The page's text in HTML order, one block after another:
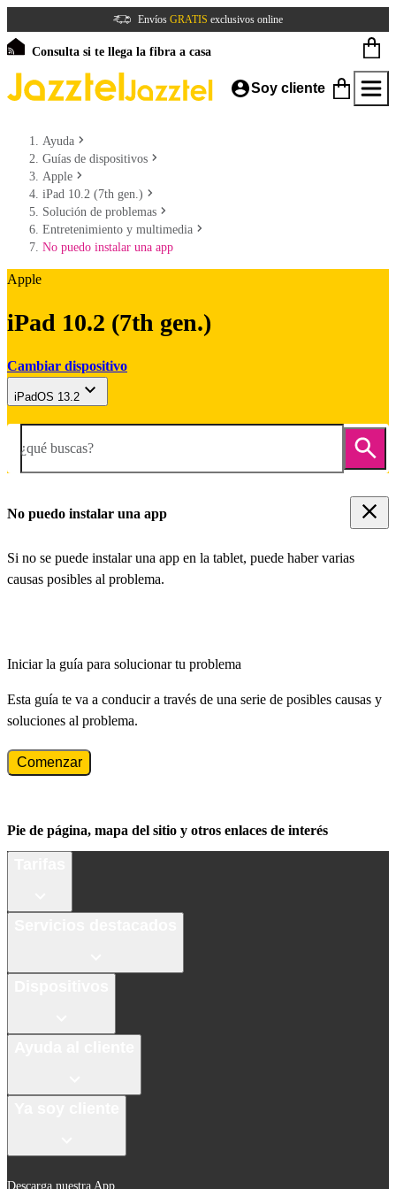
Envíos GRATIS exclusivos online
Consulta si te llega la fibra a casa
Soy cliente
Ayuda
Guías de dispositivos
Apple
iPad 10.2 (7th gen.)
Solución de problemas
Entretenimiento y multimedia
No puedo instalar una app
Apple
iPad 10.2 (7th gen.)
Cambiar dispositivo
iPadOS 13.2
¿qué buscas?
No puedo instalar una app
Si no se puede instalar una app en la tablet, puede haber varias
causas posibles al problema.
Iniciar la guía para solucionar tu problema
Esta guía te va a conducir a través de una serie de posibles causas y
soluciones al problema.
Comenzar
Pie de página, mapa del sitio y otros enlaces de interés
Descarga nuestra App